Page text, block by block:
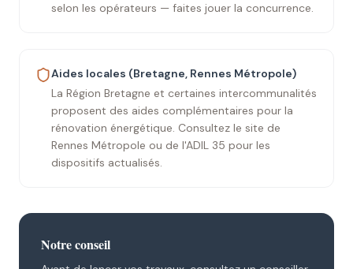
selon les opérateurs — faites jouer la concurrence.
Aides locales (Bretagne, Rennes Métropole)
La Région Bretagne et certaines intercommunalités
proposent des aides complémentaires pour la
rénovation énergétique. Consultez le site de
Rennes Métropole ou de l'ADIL 35 pour les
dispositifs actualisés.
Notre conseil